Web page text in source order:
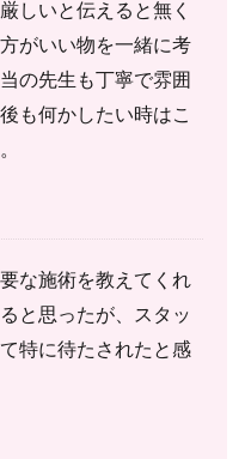
しいと伝えると無く
がいい物を一緒に考
の先生も丁寧で雰囲
も何かしたい時はこ
な施術を教えてくれ
と思ったが、スタッ
特に待たされたと感